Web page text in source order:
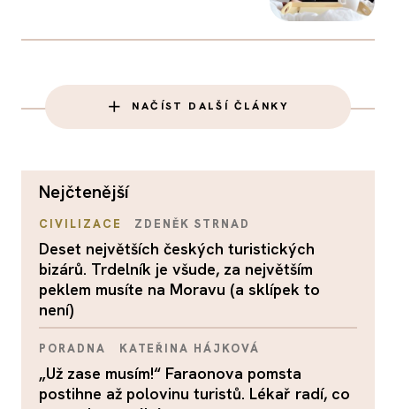
NAČÍST DALŠÍ ČLÁNKY
nejčtenější
CIVILIZACE ZDENĚK STRNAD
Deset největších českých turistických
bizárů. Trdelník je všude, za největším
peklem musíte na Moravu (a sklípek to
není)
PORADNA KATEŘINA HÁJKOVÁ
„Už zase musím!“ Faraonova pomsta
postihne až polovinu turistů. Lékař radí, co